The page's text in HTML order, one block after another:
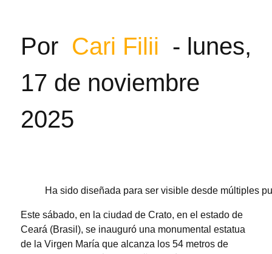
Por Cari Filii - lunes,
17 de noviembre
2025
Ha sido diseñada para ser visible desde múltiples
Este sábado, en la ciudad de Crato, en el estado de
Ceará (Brasil), se inauguró una monumental estatua
de la Virgen María que alcanza los 54 metros de